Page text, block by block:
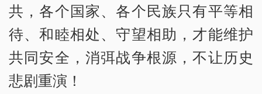
共，各个国家、各个民族只有平等相
待、和睦相处、守望相助，才能维护
共同安全，消弭战争根源，不让历史
悲剧重演！